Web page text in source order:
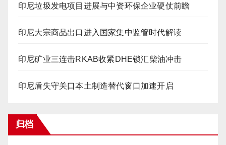
印尼垃圾发电项目进展与中资环保企业硬仗前瞻
印尼大宗商品出口进入国家集中监管时代解读
印尼矿业三连击RKAB收紧DHE锁汇柴油冲击
印尼盾失守关口本土制造替代窗口加速开启
归档